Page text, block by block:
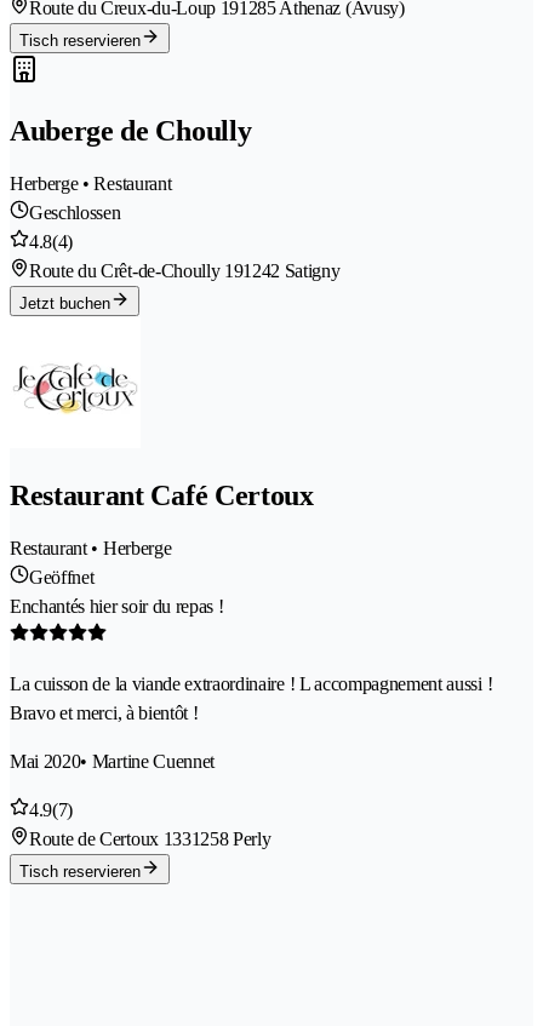
Route du Creux-du-Loup 191285 Athenaz (Avusy)
Tisch reservieren
Auberge de Choully
Herberge • Restaurant
Geschlossen
4.8(4)
Route du Crêt-de-Choully 191242 Satigny
Jetzt buchen
Restaurant Café Certoux
Restaurant • Herberge
Geöffnet
Enchantés hier soir du repas !
La cuisson de la viande extraordinaire ! L accompagnement aussi !
Bravo et merci, à bientôt !
Mai 2020• Martine Cuennet
4.9(7)
Route de Certoux 1331258 Perly
Tisch reservieren